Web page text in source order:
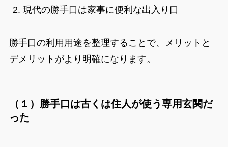
現代の勝手口は家事に便利な出入り口
勝手口の利用用途を整理することで、メリットと
デメリットがより明確になります。
（１）勝手口は古くは住人が使う専用玄関だ
った